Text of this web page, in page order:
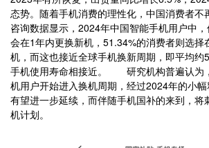
态势。随着手机消费的理性化，中国消费者不
咨询数据显示，2024年中国智能手机用户中
会在1年内更换新机，51.34%的消费者则选择
机，而这也接近全球手机换新周期，即平均约
手机使用寿命相接近。 研究机构普遍认为
机用户开始进入换机周期，经过2024年的小
有望进一步延续，而伴随手机国补的来到，将
机计划。